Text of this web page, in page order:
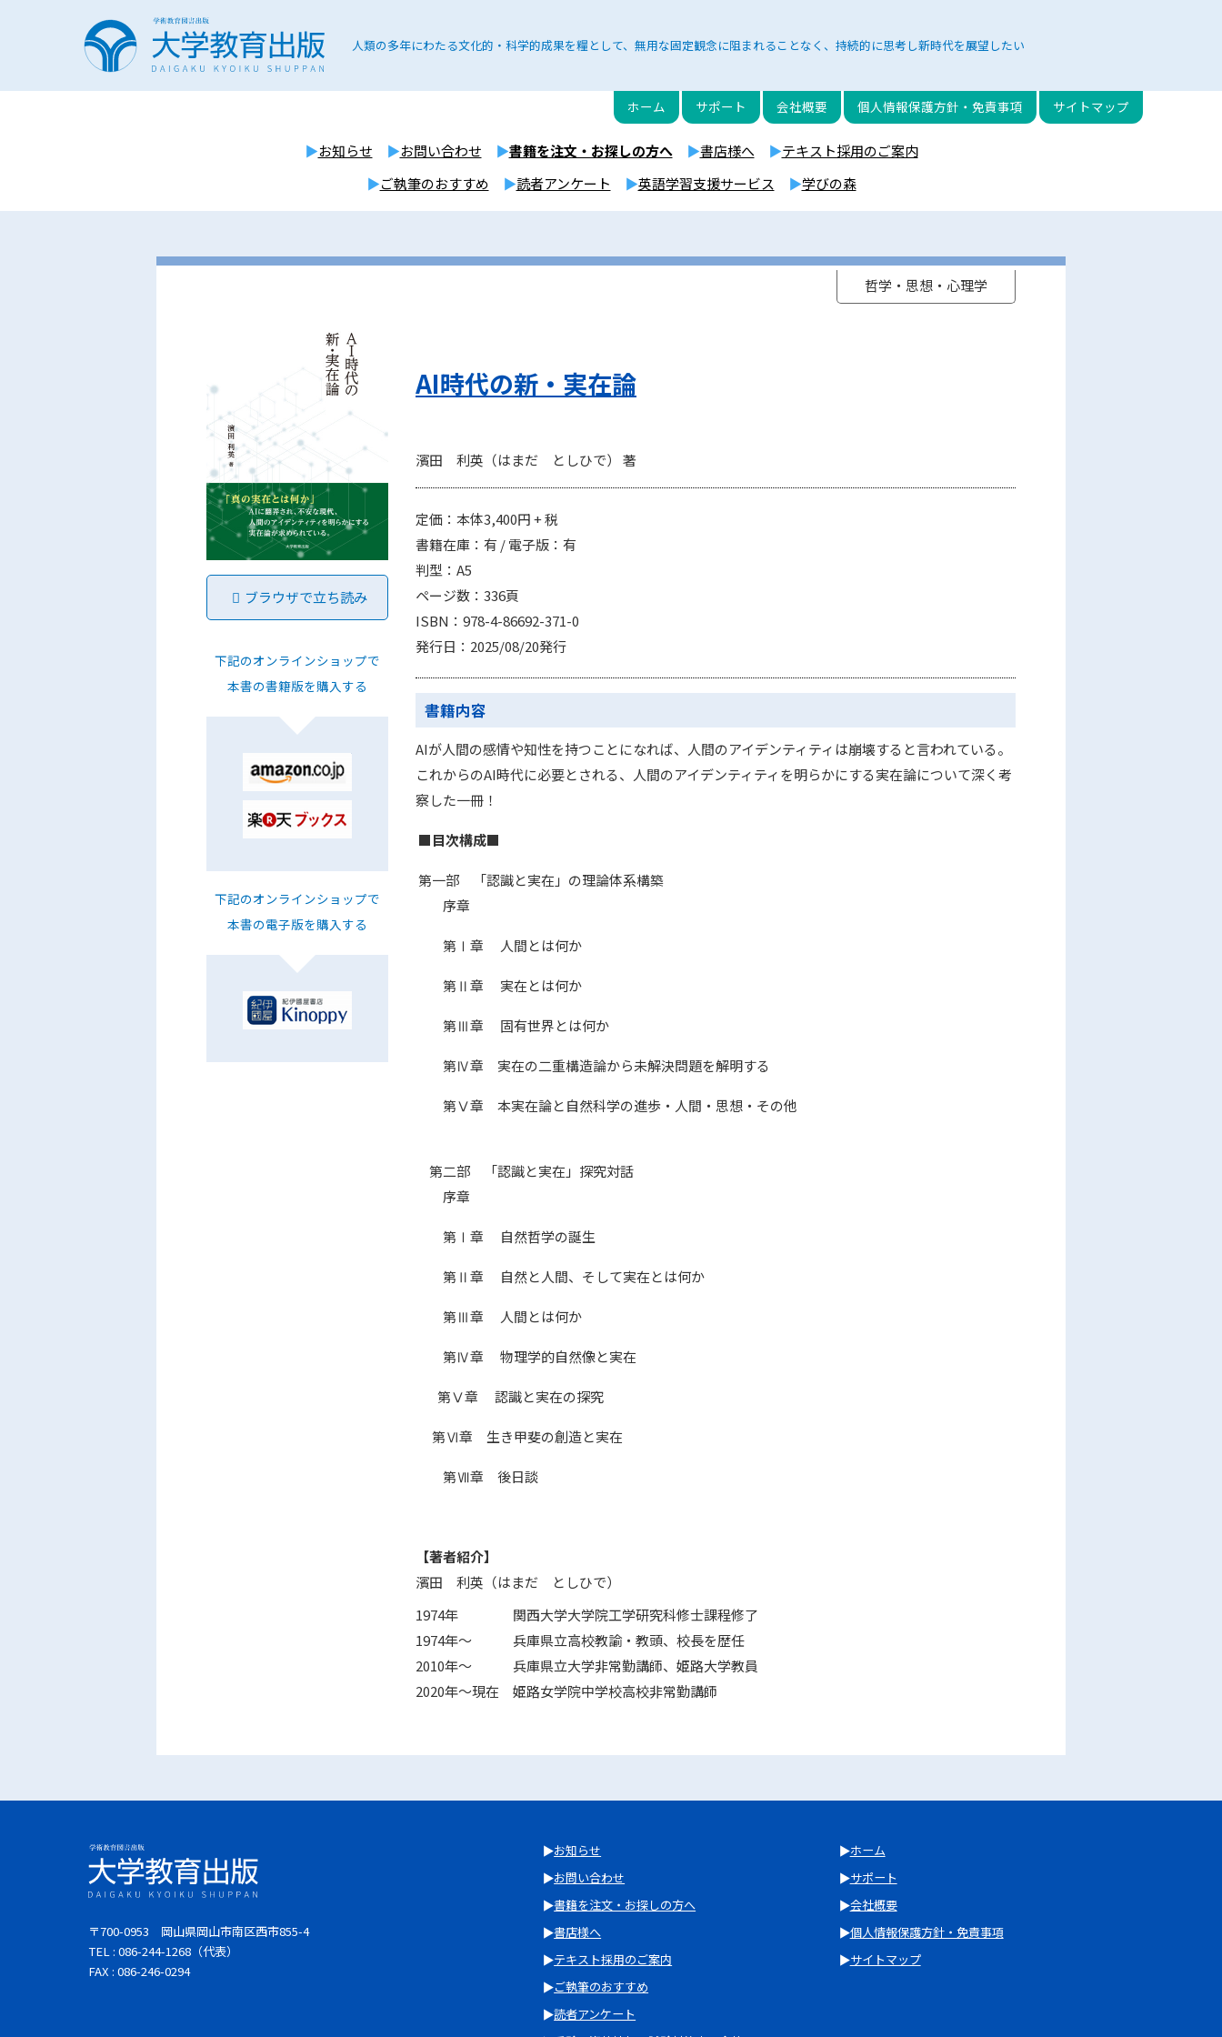
人類の多年にわたる文化的・科学的成果を糧として、無用な固定観念に阻まれることなく、持続的に思考し新時代を展望したい
ホーム サポート 会社概要 個人情報保護方針・免責事項 サイトマップ
お知らせ お問い合わせ 書籍を注文・お探しの方へ 書店様へ
テキスト採用のご案内
ご執筆のおすすめ
読者アンケート 英語学習支援サービス 学びの森
ブラウザで立ち読み
下記のオンラインショップで
本書の書籍版を購入する
下記のオンラインショップで
本書の電子版を購入する
哲学・思想・心理学
AI時代の新・実在論
濱田 利英（はまだ としひで） 著
定価：本体3,400円 + 税
書籍在庫：有 / 電子版：有
判型：A5
ページ数：336頁
ISBN：978-4-86692-371-0
発行日：2025/08/20発行
書籍内容
AIが人間の感情や知性を持つことになれば、人間のアイデンティティは崩壊すると言われている。
これからのAI時代に必要とされる、人間のアイデンティティを明らかにする実在論について深く考
察した一冊！
■目次構成■
第一部 「認識と実在」の理論体系構築
序章
第Ⅰ章 人間とは何か
第Ⅱ章 実在とは何か
第Ⅲ章 固有世界とは何か
第Ⅳ章 実在の二重構造論から未解決問題を解明する
第Ⅴ章 本実在論と自然科学の進歩・人間・思想・その他
第二部 「認識と実在」探究対話
序章
第Ⅰ章 自然哲学の誕生
第Ⅱ章 自然と人間、そして実在とは何か
第Ⅲ章 人間とは何か
第Ⅳ章 物理学的自然像と実在
第Ⅴ章 認識と実在の探究
第Ⅵ章 生き甲斐の創造と実在
第Ⅶ章 後日談
【著者紹介】
濱田 利英（はまだ としひで）
1974年 関西大学大学院工学研究科修士課程修了
1974年～ 兵庫県立高校教諭・教頭、校長を歴任
2010年～ 兵庫県立大学非常勤講師、姫路大学教員
2020年～現在 姫路女学院中学校高校非常勤講師
〒700-0953 岡山県岡山市南区西市855-4
TEL : 086-244-1268（代表）
FAX : 086-246-0294
お知らせ
お問い合わせ
書籍を注文・お探しの方へ
書店様へ
テキスト採用のご案内
ご執筆のおすすめ
読者アンケート
ホーム
サポート
会社概要
個人情報保護方針・免責事項
サイトマップ